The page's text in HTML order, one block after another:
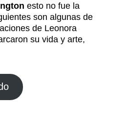
esto no fue la
son algunas de
de Leonora
su vida y arte,